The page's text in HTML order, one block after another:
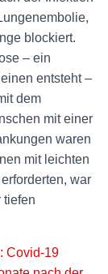
blockiert.
– ein
entsteht –
dem
mit einer
waren
mit leichten
war
tiefen
Covid-19